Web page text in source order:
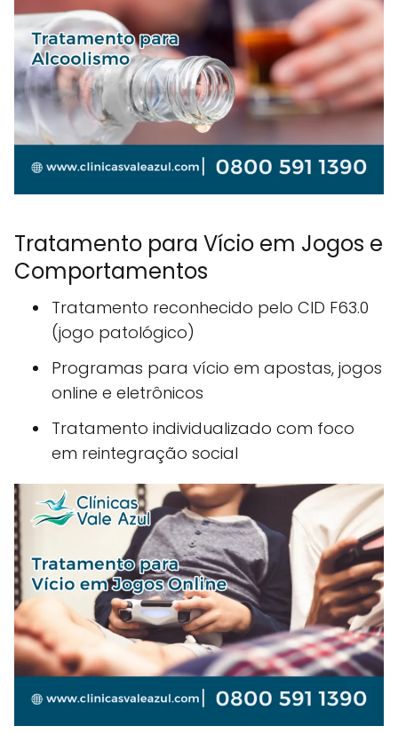
Tratamento para Vício em Jogos e
Comportamentos
Tratamento reconhecido pelo CID F63.0
(jogo patológico)
Programas para vício em apostas, jogos
online e eletrônicos
Tratamento individualizado com foco
em reintegração social